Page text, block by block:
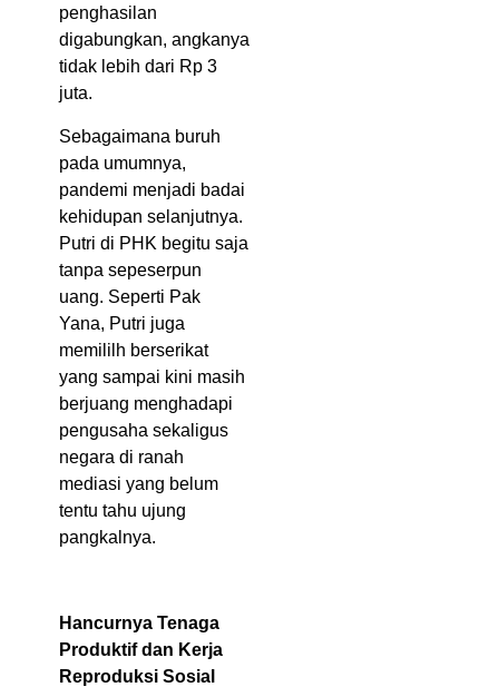
penghasilan
digabungkan, angkanya
tidak lebih dari Rp 3
juta.
Sebagaimana buruh
pada umumnya,
pandemi menjadi badai
kehidupan selanjutnya.
Putri di PHK begitu saja
tanpa sepeserpun
uang. Seperti Pak
Yana, Putri juga
memililh berserikat
yang sampai kini masih
berjuang menghadapi
pengusaha sekaligus
negara di ranah
mediasi yang belum
tentu tahu ujung
pangkalnya.
Hancurnya Tenaga
Produktif dan Kerja
Reproduksi Sosial